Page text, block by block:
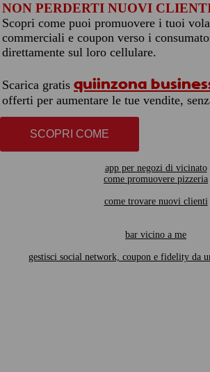
NON PERDERTI NUOVI
Scopri come puoi promuovere i tuoi
commerciali e coupon verso i
direttamente sul loro cellulare.
Scarica gratis quiinzona
offerti per aumentare le tue vendite,
SCOPRI COME
app per negozi di vicinato
come promuovere pizzeria
come trovare nuovi clienti
bar vicino a me
gestisci social network, coupon e fidelity da